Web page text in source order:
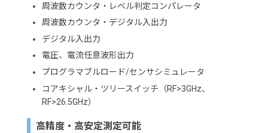
周波数カウンタ・レベル判定コンパレータ
周波数カウンタ・デジタル入出力
デジタル入出力
電圧、電流任意波形出力
プログラマブルロード/センサシミュレータ
コアキシャル・ツリースイッチ（RF>3GHz、
RF>26.5GHz）
高精度・高安定測定可能